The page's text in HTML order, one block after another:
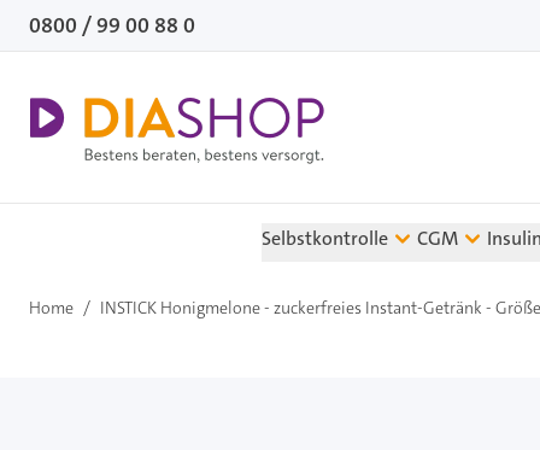
Direkt zum Inhalt
0800 / 99 00 88 0
Selbstkontrolle CGM
Home / INSTICK Honigmelone - zuckerfreies Instant-Getränk -